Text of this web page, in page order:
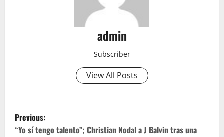
admin
Subscriber
View All Posts
P
Previous:
“Yo sí tengo talento”; Christian Nodal a J Balvin tras una